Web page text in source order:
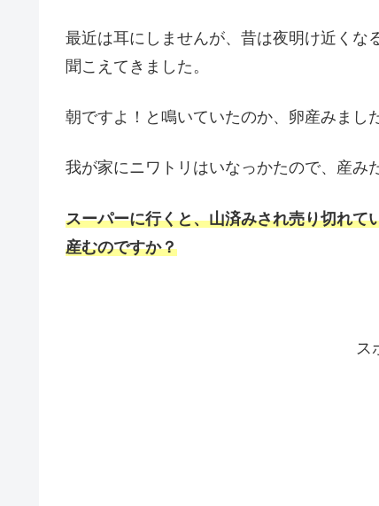
最近は耳にしませんが、昔は夜明け近くな
聞こえてきました。
朝ですよ！と鳴いていたのか、卵産みまし
我が家にニワトリはいなっかたので、産み
スーパーに行くと、山済みされ売り切れて
産むのですか？
ス